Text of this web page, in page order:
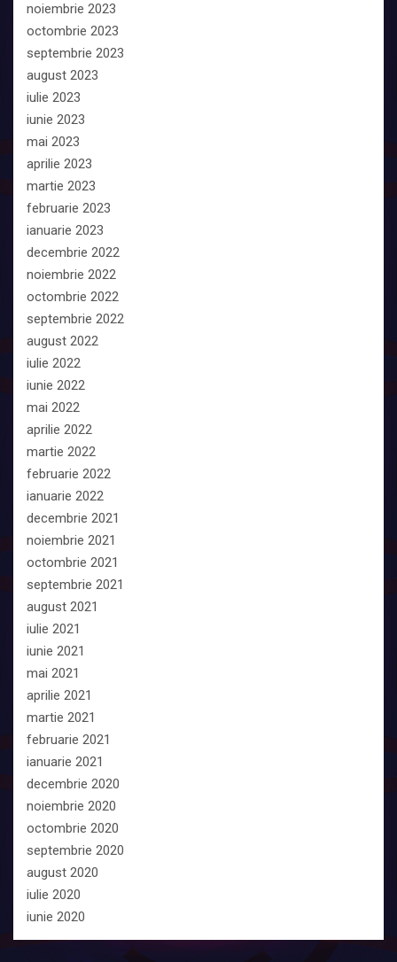
noiembrie 2023
octombrie 2023
septembrie 2023
august 2023
iulie 2023
iunie 2023
mai 2023
aprilie 2023
martie 2023
februarie 2023
ianuarie 2023
decembrie 2022
noiembrie 2022
octombrie 2022
septembrie 2022
august 2022
iulie 2022
iunie 2022
mai 2022
aprilie 2022
martie 2022
februarie 2022
ianuarie 2022
decembrie 2021
noiembrie 2021
octombrie 2021
septembrie 2021
august 2021
iulie 2021
iunie 2021
mai 2021
aprilie 2021
martie 2021
februarie 2021
ianuarie 2021
decembrie 2020
noiembrie 2020
octombrie 2020
septembrie 2020
august 2020
iulie 2020
iunie 2020